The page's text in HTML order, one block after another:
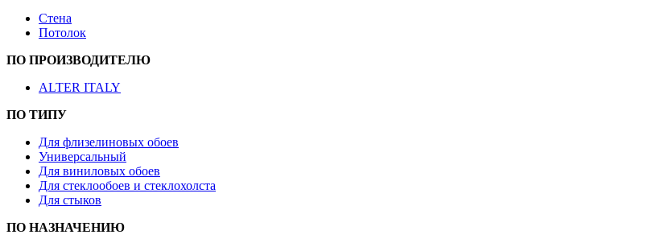
Стена
Потолок
ПО ПРОИЗВОДИТЕЛЮ
ALTER ITALY
ПО ТИПУ
Для флизелиновых обоев
Универсальный
Для виниловых обоев
Для стеклообоев и стеклохолста
Для стыков
ПО НАЗНАЧЕНИЮ